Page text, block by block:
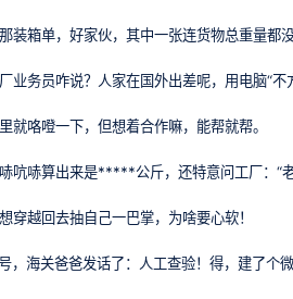
装箱单，好家伙，其中一张连货物总重量都
业务员咋说？人家在国外出差呢，用电脑“不
就咯噔一下，但想着合作嘛，能帮就帮。
吭哧算出来是*****公斤，还特意问工厂：“
穿越回去抽自己一巴掌，为啥要心软！
，海关爸爸发话了：人工查验！得，建了个